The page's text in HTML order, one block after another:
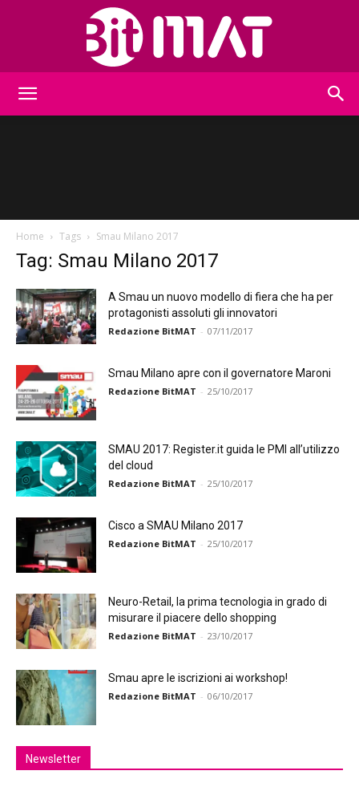
Home Tags Smau Milano 2017
Tag: Smau Milano 2017
A Smau un nuovo modello di fiera che ha per
protagonisti assoluti gli innovatori
Redazione BitMAT - 07/11/2017
Smau Milano apre con il governatore Maroni
Redazione BitMAT - 25/10/2017
SMAU 2017: Register.it guida le PMI all’utilizzo
del cloud
Redazione BitMAT - 25/10/2017
Cisco a SMAU Milano 2017
Redazione BitMAT - 25/10/2017
Neuro-Retail, la prima tecnologia in grado di
misurare il piacere dello shopping
Redazione BitMAT - 23/10/2017
Smau apre le iscrizioni ai workshop!
Redazione BitMAT - 06/10/2017
Newsletter